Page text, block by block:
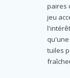
paires
jeu
tuiles